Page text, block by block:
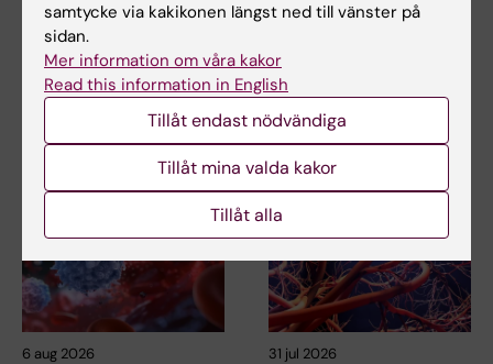
Dela
Relaterade artiklar
6 aug 2026 31 jul 2026
samtycke via kakikonen längst ned till vänster på
sidan.
Mer information om våra kakor
Read this information in English
Tillåt endast nödvändiga
Tillåt mina valda kakor
Tillåt alla